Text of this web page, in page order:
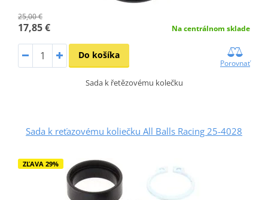
25,00 €
17,85 € Na centrálnom sklade
Do košíka
Porovnať
Sada k řetězovému kolečku
Sada k reťazovému koliečku All Balls Racing 25-4028
ZĽAVA 29%